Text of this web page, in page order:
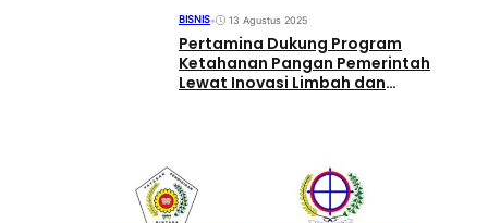
BISNIS• 13 Agustus 2025
Pertamina Dukung Program
Ketahanan Pangan Pemerintah
Lewat Inovasi Limbah dan